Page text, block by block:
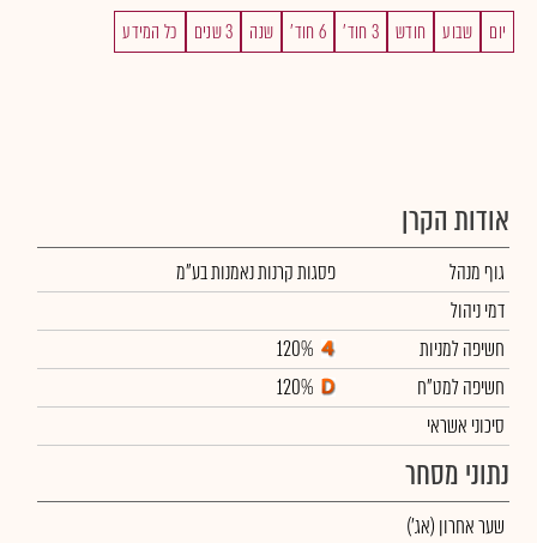
יום שבוע חודש 3 חוד' 6 חוד' שנה 3 שנים כל המידע
אודות הקרן
גוף מנהל
פסגות קרנות נאמנות בע"מ
דמי ניהול
חשיפה למניות
120%
חשיפה למט"ח
120%
סיכוני אשראי
נתוני מסחר
שער אחרון (אג')